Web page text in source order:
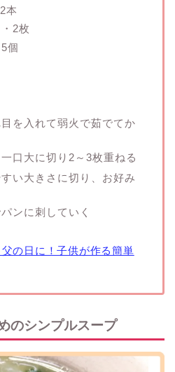
本
2枚
個
を入れて弱火で茹でてか
口大に切り2～3枚重ねる
い大きさに切り、お好み
ンに刺していく
の日に！子供が作る簡単
のシンプルスープ